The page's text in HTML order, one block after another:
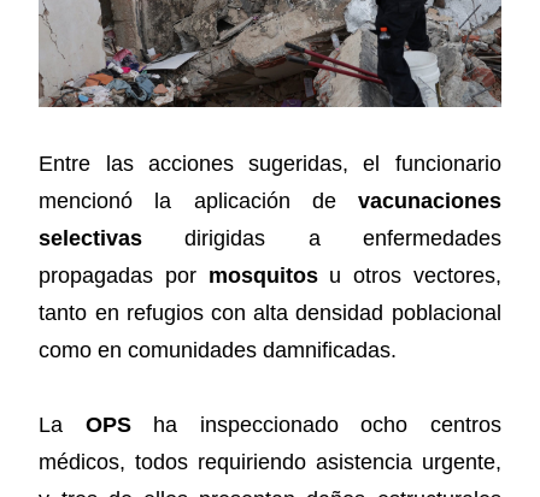
Entre las acciones sugeridas, el funcionario
mencionó la aplicación de vacunaciones
selectivas dirigidas a enfermedades
propagadas por mosquitosu otros vectores,
tanto en refugios con alta densidad poblacional
como en comunidades damnificadas.
La OPSha inspeccionado ocho centros
médicos, todos requiriendo asistencia urgente,